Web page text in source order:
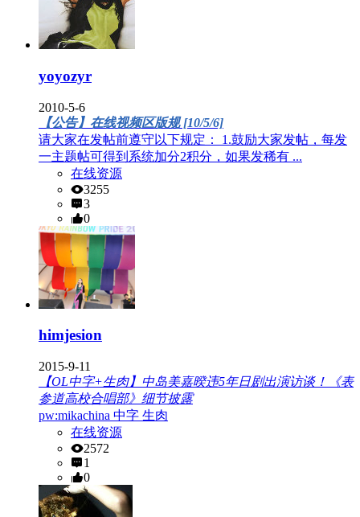
yoyozyr
2010-5-6
【公告】在线视频区版规 [10/5/6]
请大家在发帖前遵守以下规定： 1.鼓励大家发帖，每发
一主题帖可得到系统加分2积分，如果发稀有 ...
在线资源
3255
3
0
himjesion
2015-9-11
【OL中字+生肉】中岛美嘉暌违5年日剧出演访谈！《表
参道高校合唱部》细节披露
pw:mikachina 中字 生肉
在线资源
2572
1
0